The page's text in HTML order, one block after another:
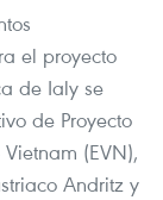
el proyecto
de Ialy se
de Proyecto
(EVN),
Andritz y